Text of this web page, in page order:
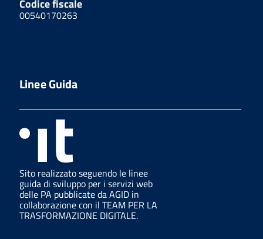
Codice fiscale
00540170263
Linee Guida
Sito realizzato seguendo le linee
guida di sviluppo per i servizi web
delle PA pubblicate da AGID in
collaborazione con il TEAM PER LA
TRASFORMAZIONE DIGITALE.